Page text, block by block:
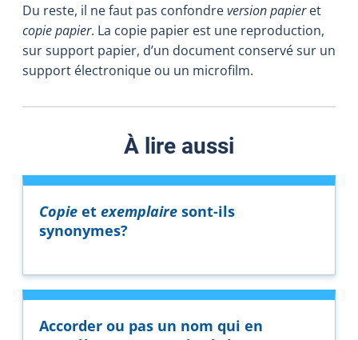
Du reste, il ne faut pas confondreversion papieret
copie papier. La copie papier est une reproduction,
sur support papier, d’un document conservé sur un
support électronique ou un microfilm.
À lire aussi
Copie et exemplaire sont-ils
synonymes?
Accorder ou pas un nom qui en